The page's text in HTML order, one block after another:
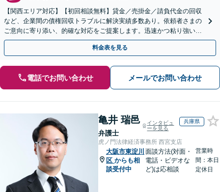
【関西エリア対応】【初回相談無料】貸金／売掛金／請負代金の回収
など、企業間の債権回収トラブルに解決実績多数あり。依頼者さまの
ご意向に寄り添い、的確な対応をご提案します。迅速かつ粘り強い交
渉で、少しでも回収できるよう尽力します【土日祝対応可】
料金表を見る
電話でお問い合わせ メールでお問い合わせ
亀井 瑞邑
弁護士
インタビュ
ーを見る
兵庫県
虎ノ門法律経済事務所 西宮支店
大阪市東淀川
区 からも相
談受付中
面談方法(対面・
電話・ビデオな
ど)は応相談
営業時
間：本日
定休日